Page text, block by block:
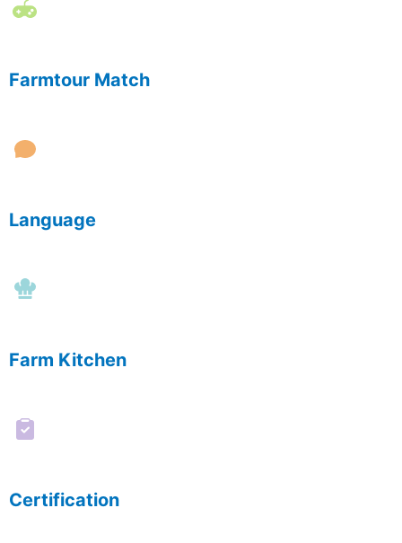
Farmtour Match
Language
Farm Kitchen
Certification